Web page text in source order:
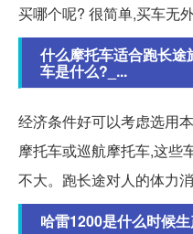
买哪个呢? 很简单,买车无
什么摩托车适合跑长
车是什么?_...
经济条件好可以考虑选用
摩托车或巡航摩托车,这些
不大。跑长途对人的体力消
哈雷1200是什么时候